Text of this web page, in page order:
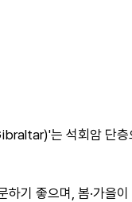
는 석회암 단
기 좋으며, 봄·가을이